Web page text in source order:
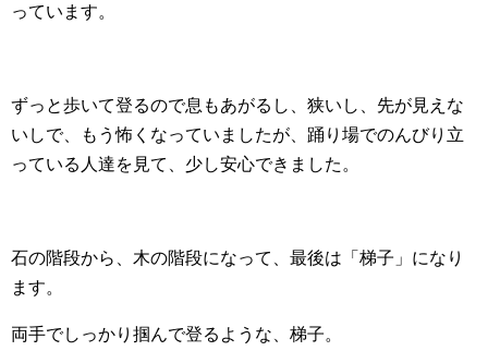
っています。
ずっと歩いて登るので息もあがるし、狭いし、先が見えな
いしで、もう怖くなっていましたが、踊り場でのんびり立
っている人達を見て、少し安心できました。
石の階段から、木の階段になって、最後は「梯子」になり
ます。
両手でしっかり掴んで登るような、梯子。